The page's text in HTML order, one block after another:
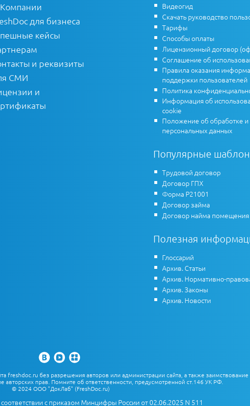
для бизнеса
кейсы
и реквизиты
СМИ
и
Видеогид
Скачать руководство
Тарифы
Способы оплаты
Лицензионный договор
Соглашение об
Правила оказания
поддержки пользователей
Политика
Информация об
cookie
Положение об обработке и
персональных данных
Популярные
Трудовой договор
Договор ГПХ
Форма Р21001
Договор займа
Договор найма помещения
Полезная
Глоссарий
Архив. Статьи
Архив. Нормативно-
Архив. Законы
Архив. Новости
freshdoc.ru без разрешения авторов или администрации сайта, а также заимствование
авторских прав. Помните об ответственности, предусмотренной ст.146 УК РФ.
© 2024 ООО "ДокЛаб" (FreshDoc.ru)
с приказом Минцифры России от 02.06.2025 N 511